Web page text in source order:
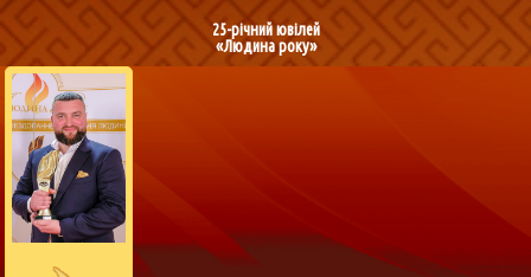
25-річний ювілей
«Людина року»